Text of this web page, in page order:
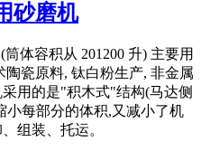
砂磨机
体容积从 201200 升) 主要用
瓷原料, 钛白粉生产, 非金属
用的是"积木式"结构(马达侧
小每部分的体积,又减小了机
组装、托运。